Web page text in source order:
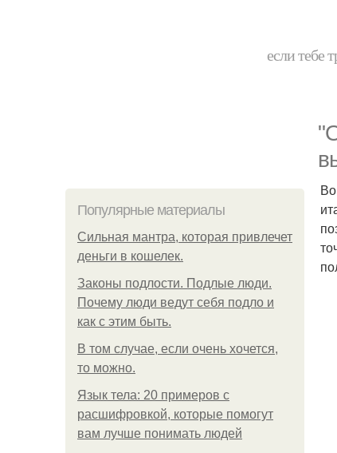
если тебе
Популярные материалы
Сильная мантра, которая привлечет
деньги в кошелек.
Законы подлости. Подлые люди.
Почему люди ведут себя подло и
как с этим быть.
В том случае, если очень хочется,
то можно.
Язык тела: 20 примеров с
расшифровкой, которые помогут
вам лучше понимать людей